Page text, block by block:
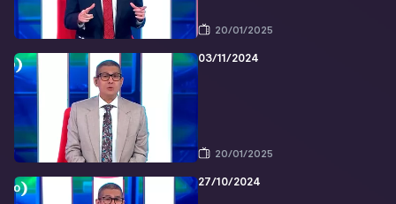
20/01/2025
03/11/2024
20/01/2025
27/10/2024